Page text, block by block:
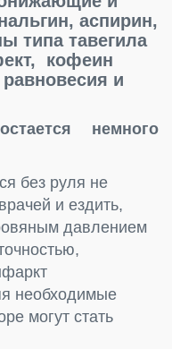
аспирин,
типа тавегила
кофеин
и
немного
без руля не
и ездить,
давлением
необходимые
могут стать